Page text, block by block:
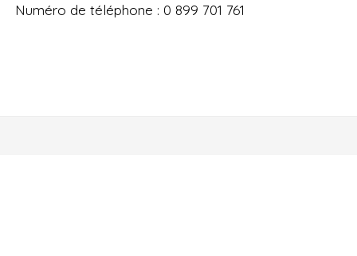
Numéro de téléphone : 0 899 701 761